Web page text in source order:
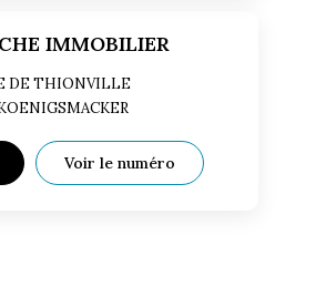
IMMOBILIER
DE THIONVILLE
Voir le numéro